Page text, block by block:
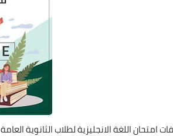
امتحان اللغة الانجليزية لطلاب الثانوية العامة